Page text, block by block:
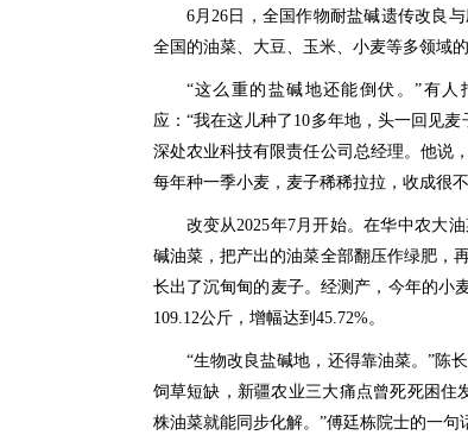
6月26日，全国作物耐盐碱遗传改良
全国的油菜、大豆、玉米、小麦等多领域
“这么重的盐碱地还能倒伏。”有
应：“我在这儿种了10多年地，头一回见
深处农业科技有限责任公司总经理。他说
每年种一季小麦，麦子稀稀拉拉，收成很
改变从2025年7月开始。在华中农大
碱油菜，把产出的油菜全部翻压作绿肥，
长出了沉甸甸的麦子。经测产，今年的小
109.12公斤，增幅达到45.72%。
“生物改良盐碱地，还得靠油菜。”陈
饲草短缺，新疆农业三大痛点曾死死困住
株油菜就能同步化解。”傅廷栋院士的一句